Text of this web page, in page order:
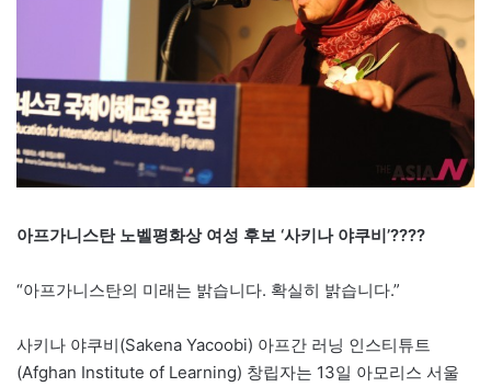
아프가니스탄 노벨평화상 여성 후보 ‘사키나 야쿠비’????
“아프가니스탄의 미래는 밝습니다. 확실히 밝습니다.”
사키나 야쿠비(Sakena Yacoobi) 아프간 러닝 인스티튜트
(Afghan Institute of Learning) 창립자는 13일 아모리스 서울